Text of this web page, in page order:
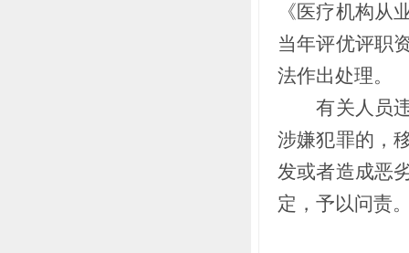
《医疗机构从
当年评优评职
法作出处理。
有关人员违
涉嫌犯罪的，
发或者造成恶
定，予以问责